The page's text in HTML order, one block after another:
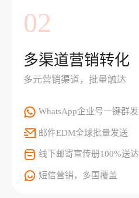
02
多渠道营销转化
多元营销渠道，批量触达
WhatsApp企业号一键群发
邮件EDM全球批量发送
线下邮寄宣传册100%送达
短信营销，多国覆盖